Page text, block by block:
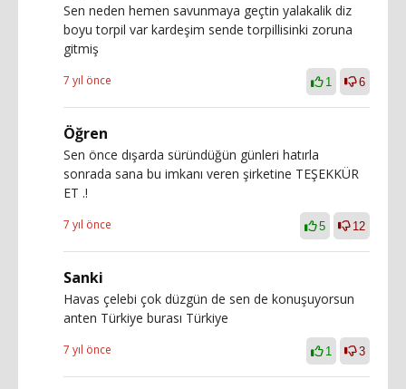
Sen neden hemen savunmaya geçtin yalakalik diz
boyu torpil var kardeşim sende torpillisinki zoruna
gitmiş
7 yıl önce 1 6
Öğren
Sen önce dışarda süründüğün günleri hatırla
sonrada sana bu imkanı veren şirketine TEŞEKKÜR
ET .!
7 yıl önce 5 12
Sanki
Havas çelebi çok düzgün de sen de konuşuyorsun
anten Türkiye burası Türkiye
7 yıl önce 1 3